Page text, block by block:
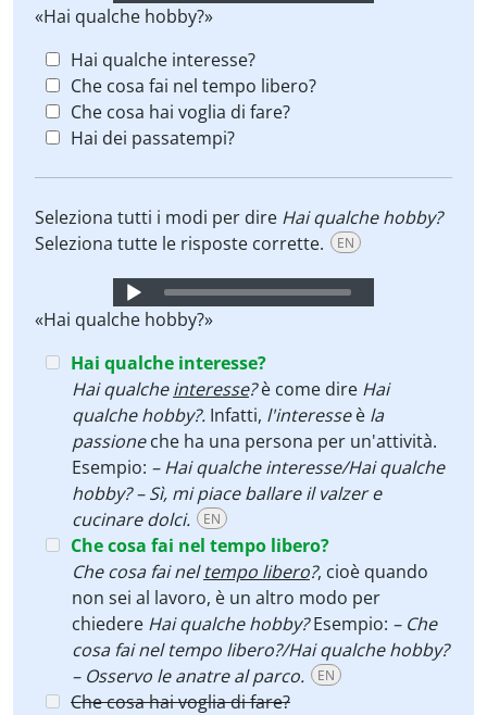
Player
«Hai qualche hobby?»
Hai qualche interesse?
Che cosa fai nel tempo libero?
Che cosa hai voglia di fare?
Hai dei passatempi?
Seleziona tutti i modi per dire Hai qualche hobby?
Seleziona tutte le risposte corrette.
EN
Audio
Player
«Hai qualche hobby?»
Hai qualche interesse?
Hai qualcheinteresse?è come dire Hai
qualche hobby?. Infatti, l'interesseè la
passioneche ha una persona per un'attività.
Esempio: – Hai qualche interesse/Hai qualche
hobby? – Sì, mi piace ballare il valzer e
cucinare dolci.
EN
Che cosa fai nel tempo libero?
Che cosa fai neltempo libero?, cioè quando
non sei al lavoro, è un altro modo per
chiedere Hai qualche hobby?Esempio: – Che
cosa fai nel tempo libero?/Hai qualche hobby?
– Osservo le anatre al parco.
EN
Che cosa hai voglia di fare?